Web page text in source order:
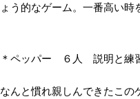
ょう的なゲーム。一番高い時
＊ペッパー ６人 説明と練
なんと慣れ親しんできたこ